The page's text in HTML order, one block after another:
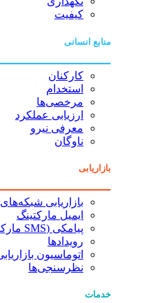
کیفیت
منابع انسانی
کارکنان
استخدام
مرخصی‌ها
ارزیابی عملکرد
معرفی نیرو
ناوگان
بازاریابی
بازاریابی
ایمیل مارکتینگ
پیامکی (SMS مارکتینگ)
رویدادها
اتوماسیون
نظرسنجی‌ها
خدمات